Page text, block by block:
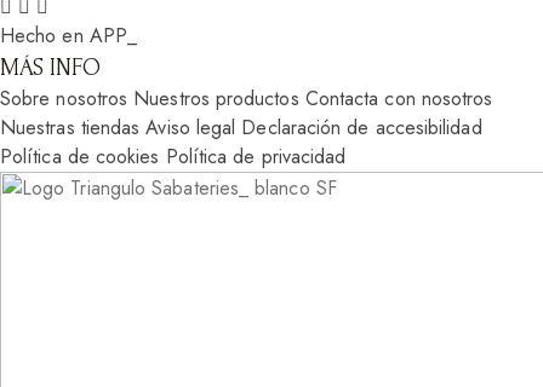
Hecho en APP_
MÁS INFO
Sobre nosotros Nuestros productos Contacta con nosotros
Nuestras tiendas Aviso legal Declaración de accesibilidad
Política de cookies Política de privacidad